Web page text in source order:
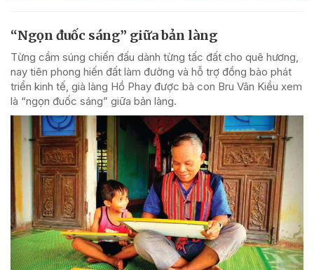
“Ngọn đuốc sáng” giữa bản làng
Từng cầm súng chiến đấu dành từng tấc đất cho quê hương,
nay tiên phong hiến đất làm đường và hỗ trợ đồng bào phát
triển kinh tế, già làng Hồ Phay được bà con Bru Vân Kiều xem
là “ngọn đuốc sáng” giữa bản làng.